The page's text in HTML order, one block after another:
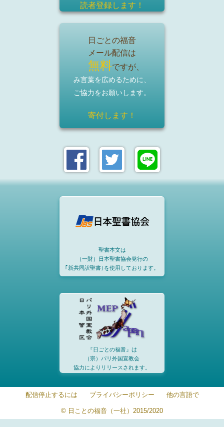
読者登録します！
日ごとの福音
メール配信は
無料ですが、
み言葉を広めるために、
ご協力をお願いします。
寄付します！
聖書本文は
（一財）日本聖書協会発行の
｢新共同訳聖書｣を使用しております。
『日ごとの福音』は
（宗）パリ外国宣教会
協力によりリリースされます。
配信停止するには プライバシーポリシー 他の言語で
© 日ことの福音（一社）2015/2020